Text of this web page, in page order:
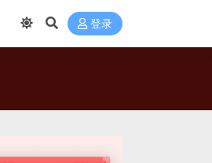
登录